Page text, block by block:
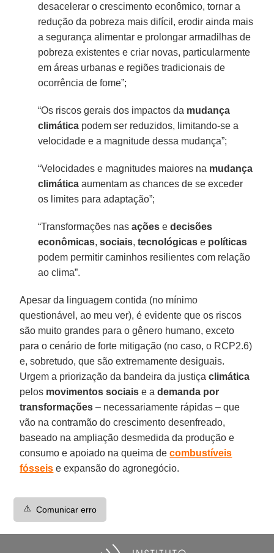
desacelerar o crescimento econômico, tornar a
redução da pobreza mais difícil, erodir ainda mais
a segurança alimentar e prolongar armadilhas de
pobreza existentes e criar novas, particularmente
em áreas urbanas e regiões tradicionais de
ocorrência de fome”;
“Os riscos gerais dos impactos da mudança
climática podem ser reduzidos, limitando-se a
velocidade e a magnitude dessa mudança”;
“Velocidades e magnitudes maiores na mudança
climática aumentam as chances de se exceder
os limites para adaptação”;
“Transformações nasações edecisões
econômicas,sociais,tecnológicas e políticas
podem permitir caminhos resilientes com relação
ao clima”.
Apesar da linguagem contida (no mínimo
questionável, ao meu ver), é evidente que os riscos
são muito grandes para o gênero humano, exceto
para o cenário de forte mitigação (no caso, o RCP2.6)
e, sobretudo, que são extremamente desiguais.
Urgem a priorização da bandeira da justiçaclimática
pelos movimentos sociais e ademanda por
transformações – necessariamente rápidas – que
vão na contramão do crescimento desenfreado,
baseado na ampliação desmedida da produção e
consumo e apoiado na queima decombustíveis
fósseis e expansão do agronegócio.
⚠️ Comunicar erro